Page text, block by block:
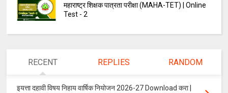
महाराष्ट्र शिक्षक पात्रता परीक्षा (MAHA-TET) | Online
Test - 2
RECENT REPLIES RANDOM
इयत्ता दहावी विषय निहाय वार्षिक नियोजन 2026-27 Download करा |